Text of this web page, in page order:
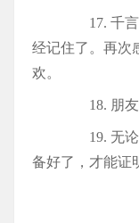
17. 千言
经记住了。再次
欢。
18. 朋友
19. 无论
备好了，才能证